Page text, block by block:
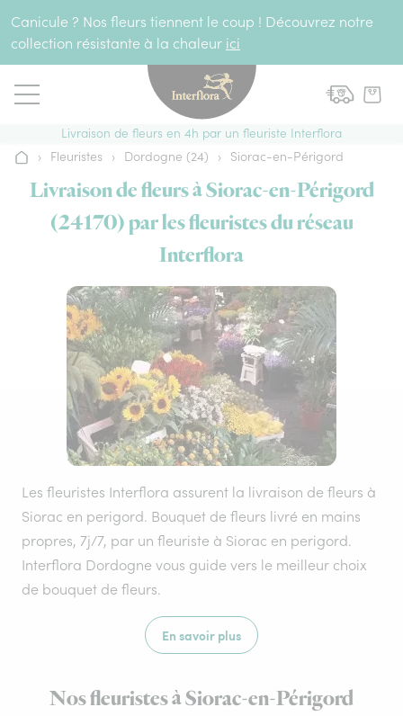
Canicule ? Nos fleurs tiennent le coup ! Découvrez notre
collection résistante à la chaleur ici
Livraison de fleurs en 4h par un fleuriste Interflora
Accueil
› Fleuristes › Dordogne (24) › Siorac-en-Périgord
Livraison de fleurs à Siorac-en-Périgord
(24170) par les fleuristes du réseau
Interflora
Les fleuristes Interflora assurent la livraison de fleurs à
Siorac en perigord. Bouquet de fleurs livré en mains
propres, 7j/7, par un fleuriste à Siorac en perigord.
Interflora Dordogne vous guide vers le meilleur choix
de bouquet de fleurs.
En savoir plus
Nos fleuristes à Siorac-en-Périgord